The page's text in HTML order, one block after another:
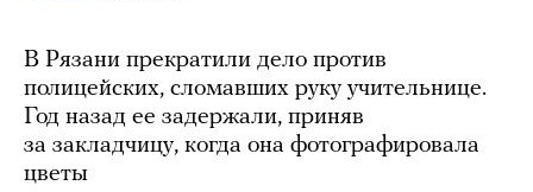
В Рязани прекратили дело против
полицейских, сломавших руку учительнице.
Год назад ее задержали, приняв
за закладчицу, когда она фотографировала
цветы